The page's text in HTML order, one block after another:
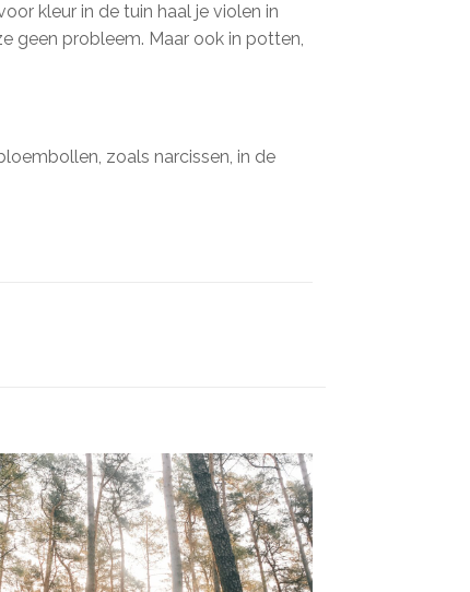
kleur in de tuin haal je violen in
geen probleem. Maar ook in potten,
zoals narcissen, in de